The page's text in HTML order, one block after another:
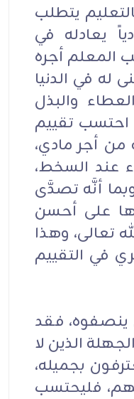
يتطلب
يعادله في
المعلم أجره
له في الدنيا
والبذل
احتسب تقييم
من أجر مادي،
عند السخط،
أنَّه تصدَّى
على أحسن
تعالى، وهذا
في التقييم
ينصفوه، فقد
الذين لا
بجميله،
فليحتسب